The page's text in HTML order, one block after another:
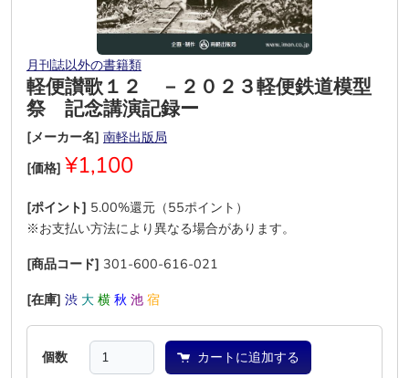
月刊誌以外の書籍類
軽便讃歌１２ －２０２３軽便鉄道模型
祭 記念講演記録ー
[メーカー名] 南軽出版局
[価格] ¥1,100
[ポイント] 5.00%還元（55ポイント）
※お支払い方法により異なる場合があります。
[商品コード] 301-600-616-021
[在庫] 渋 大 横 秋 池 宿
個数 カートに追加する